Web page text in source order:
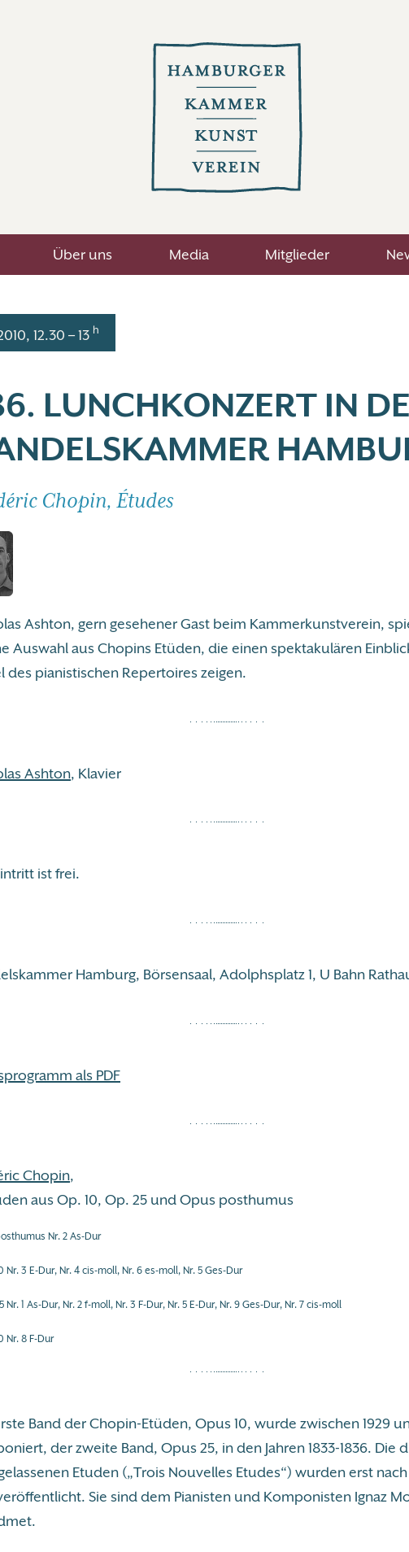
Über uns Media Mitglieder
12.30 – 13 h
LUNCHKONZERT IN
Chopin, Études
Ashton, gern gesehener Gast beim Kammerkunstverein,
Auswahl aus Chopins Etüden, die einen spektakulären
des pianistischen Repertoires zeigen.
Ashton, Klavier
ist frei.
Hamburg, Börsensaal, Adolphsplatz 1, U Bahn
als PDF
Chopin,
aus Op. 10, Op. 25 und Opus posthumus
Nr. 2 As-Dur
Nr. 3 E-Dur, Nr. 4 cis-moll, Nr. 6 es-moll, Nr. 5 Ges-Dur
Nr. 1 As-Dur, Nr. 2 f-moll, Nr. 3 F-Dur, Nr. 5 E-Dur, Nr. 9 Ges-Dur, Nr. 7 cis-moll
Nr. 8 F-Dur
Band der Chopin-Etüden, Opus 10, wurde zwischen 1929
der zweite Band, Opus 25, in den Jahren 1833-1836. Die
Etuden („Trois Nouvelles Etudes“) wurden erst
Sie sind dem Pianisten und Komponisten Ignaz